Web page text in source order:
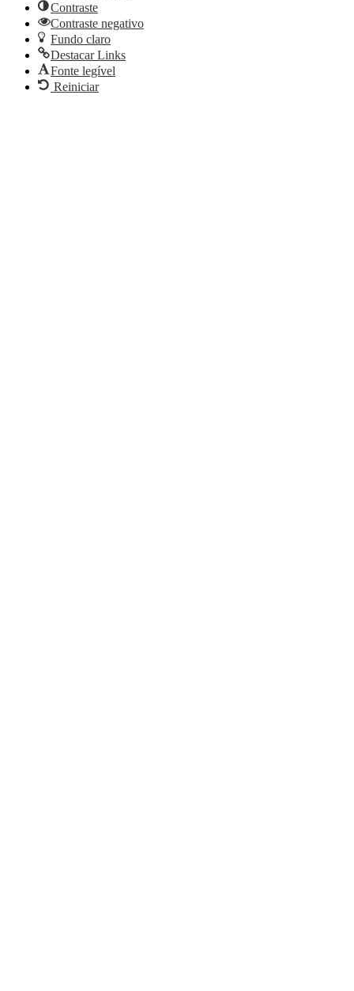
Contraste
Contraste negativo
Fundo claro
Destacar Links
Fonte legível
Reiniciar